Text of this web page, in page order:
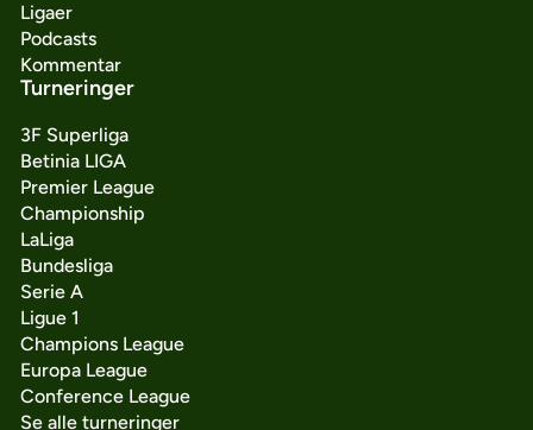
Ligaer
Podcasts
Kommentar
Turneringer
3F Superliga
Betinia LIGA
Premier League
Championship
LaLiga
Bundesliga
Serie A
Ligue 1
Champions League
Europa League
Conference League
Se alle turneringer